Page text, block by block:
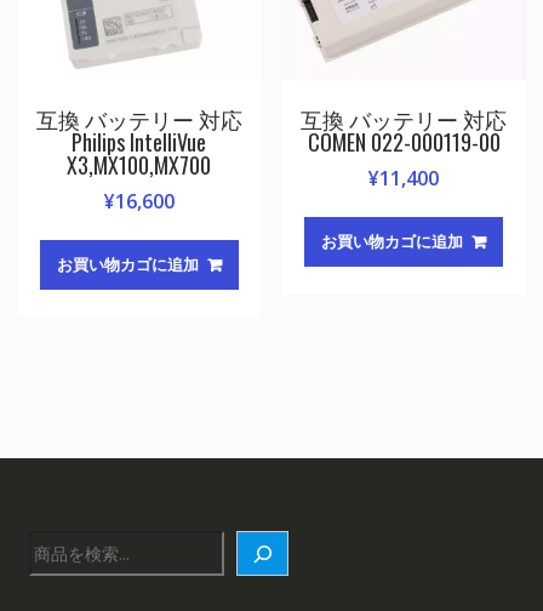
互換 バッテリー 対応
Philips IntelliVue
X3,MX100,MX700
¥16,600
お買い物カゴに追加
互換 バッテリー 対応
COMEN 022-000119-00
¥11,400
お買い物カゴに追加
検
索